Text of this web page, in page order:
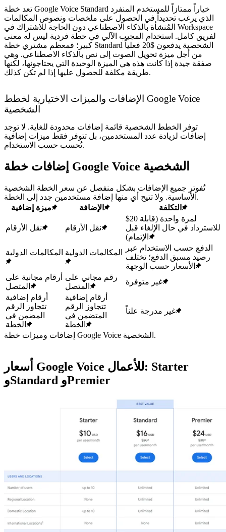
تعد خطة Google Voice Standard خياراً ممتازاً للمستخدم المنفرد
الذي يرغب تحديداً في الحصول على ملخصات ونصوص المكالمات
المُنشأة بالذكاء الاصطناعي دون الحاجة للاشتراك في Workspace
لفريق كامل. استخدام المجيب الآلي في خطة فردية ليس له معنى
كبير؛ فمعظم مشتري خطة Standard الشخصية يدفعون $20 فعلياً
من أجل ميزة تحويل الصوت إلى نص بالذكاء الاصطناعي. وهي
صفقة جيدة إذا كانت هذه هي الميزة الوحيدة التي يحتاجونها، لكنها
طريقة مكلفة للحصول عليها إذا لم تكن كذلك.
الإضافات والميزات الاختيارية لخطط Google Voice
الشخصية
توفر الخطط الشخصية قائمة إضافات محدودة للغاية. لا توجد
إضافات لزيادة عدد المستخدمين، بل تتوفر فقط ميزات إضافية
تُحسب حسب الاستخدام.
إضافات خطة Google Voice الشخصية
تُفوتر جميع الإضافات بشكل منفصل عن سعر الخطة الشخصية
الأساسية. ولا تتيح أي منها إضافة مستخدمين جدد إلى الخطة.
ميزة إضافية
الإضافة التكلفة
نقل الأرقام نقل الأرقام
$20 لمرة واحدة (قابلة
للاسترداد في حال الإلغاء قبل
الإتمام)
المكالمات الدولية المكالمات الدولية
الدفع حسب الاستخدام عبر
رصيد مسبق الدفع؛ تختلف
الأسعار حسب الوجهة
أرقام مجانية على
المتصل
رقم مجاني على
المتصل
غير متوفرة
أرقام إضافية
تتجاوز الرقم
المضمن في
الخطة
أرقام إضافية
تتجاوز الرقم
المتضمن في
الخطة
غير مدرجة علناً
إضافات وميزات خطة Google Voice الشخصية.
أسعار Google Voice للأعمال: Starter
وStandard وPremier